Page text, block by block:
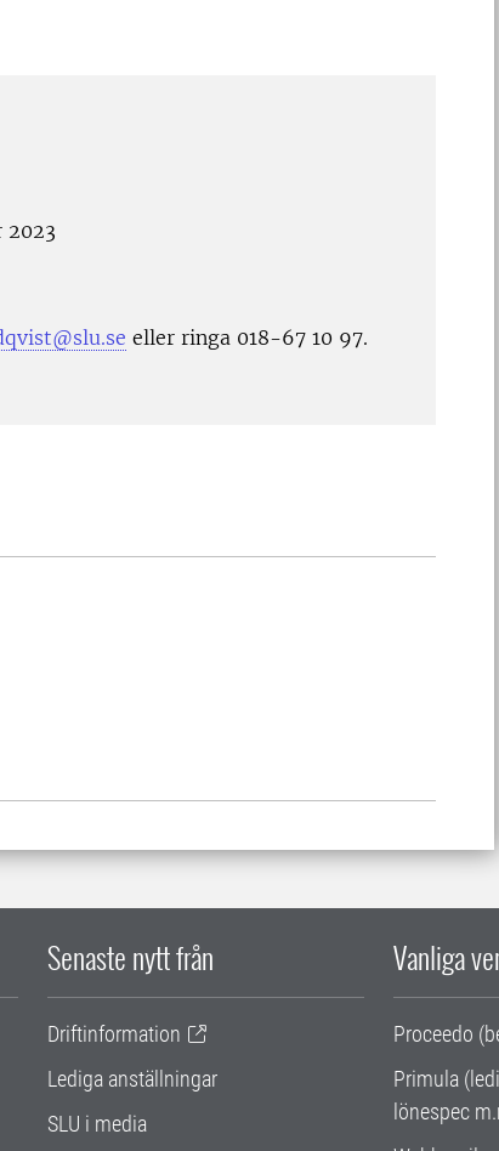
2023
eller ringa 018-67 10 97.
Senaste nytt från
Driftinformation
Lediga anställningar
SLU i media
Vanliga
Proceedo
Primula
lönespec